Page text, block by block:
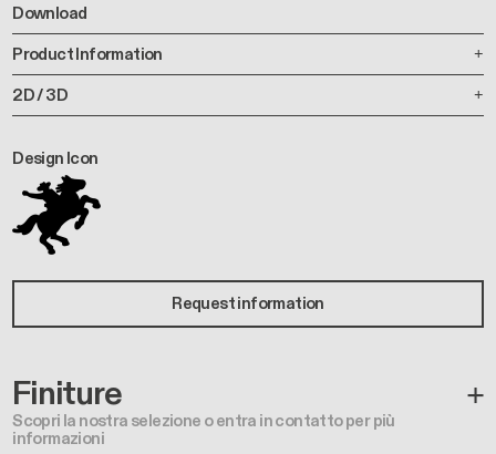
Download
Product Information
2D / 3D
Design Icon
Request information
Finiture
Scopri la nostra selezione o entra in contatto per più
informazioni